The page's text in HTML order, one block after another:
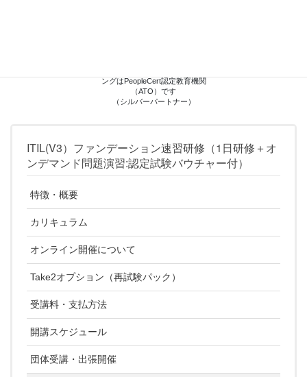
ングはPeopleCert認定教育機関
（ATO）です
（シルバーパートナー）
ITIL(V3）ファンデーション速習研修（1日研修＋オ
ンデマンド問題演習:認定試験バウチャー付）
特徴・概要
カリキュラム
オンライン開催について
Take2オプション（再試験パック）
受講料・支払方法
開講スケジュール
団体受講・出張開催